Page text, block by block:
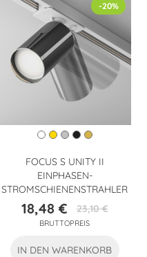
FOCUS S UNITY II
EINPHASEN-
STROMSCHIENENSTRAHLER
Preis
18,48 €Verkaufspreis
23,10 €
BRUTTOPREIS
-20%
IN DEN WARENKORB